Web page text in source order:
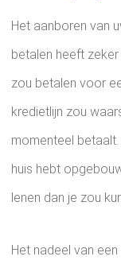
Het aanboren van
betalen heeft
zou betalen voor
kredietlijn zou
momenteel
huis hebt
lenen dan je zou
Het nadeel van